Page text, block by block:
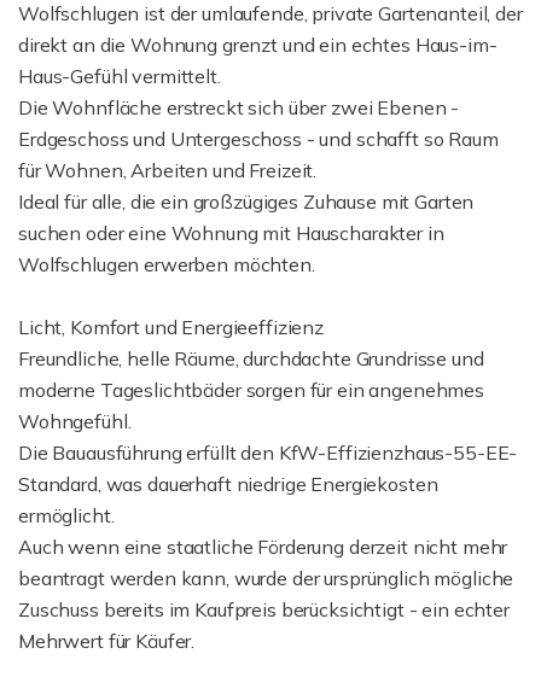
Wolfschlugen ist der umlaufende, private Gartenanteil, der
direkt an die Wohnung grenzt und ein echtes Haus-im-
Haus-Gefühl vermittelt.
Die Wohnfläche erstreckt sich über zwei Ebenen -
Erdgeschoss und Untergeschoss - und schafft so Raum
für Wohnen, Arbeiten und Freizeit.
Ideal für alle, die ein großzügiges Zuhause mit Garten
suchen oder eine Wohnung mit Hauscharakter in
Wolfschlugen erwerben möchten.
Licht, Komfort und Energieeffizienz
Freundliche, helle Räume, durchdachte Grundrisse und
moderne Tageslichtbäder sorgen für ein angenehmes
Wohngefühl.
Die Bauausführung erfüllt den KfW-Effizienzhaus-55-EE-
Standard, was dauerhaft niedrige Energiekosten
ermöglicht.
Auch wenn eine staatliche Förderung derzeit nicht mehr
beantragt werden kann, wurde der ursprünglich mögliche
Zuschuss bereits im Kaufpreis berücksichtigt - ein echter
Mehrwert für Käufer.